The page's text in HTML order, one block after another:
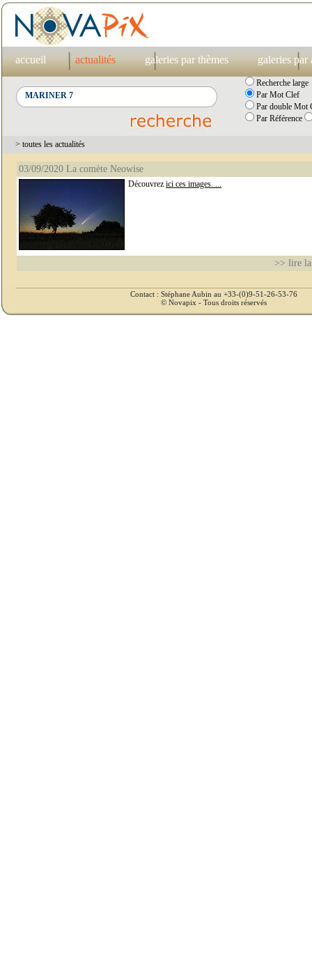
accueil actualités galeries par thèmes galeries par
Recherche large
Par Mot Clef
Par double Mot
Par Référence
> toutes les actualités
03/09/2020 La comète Neowise
Découvrez ici ces images. ...
>> lire
Contact : Stéphane Aubin au +33-(0)9-51-26-53-76
© Novapix - Tous droits réservés